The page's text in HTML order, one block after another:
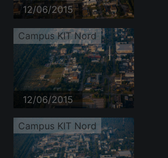
12/06/2015
Campus KIT Nord
12/06/2015
Campus KIT Nord